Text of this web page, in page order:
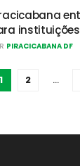
PIRACICABANA DF
1 2 …